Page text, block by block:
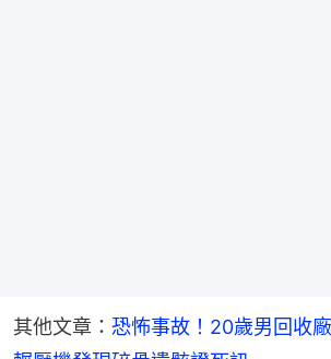
其他文章： 恐怖事故！20歲男回收